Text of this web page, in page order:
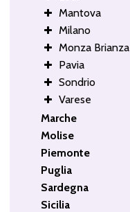
Mantova
Milano
Monza Brianza
Pavia
Sondrio
Varese
Marche
Molise
Piemonte
Puglia
Sardegna
Sicilia